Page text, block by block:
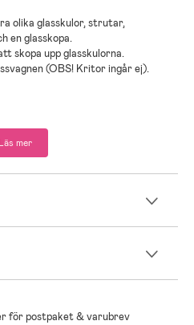
olika glasskulor, strutar,
en glasskopa.
skopa upp glasskulorna.
(OBS! Kritor ingår ej).
mer
för postpaket & varubrev